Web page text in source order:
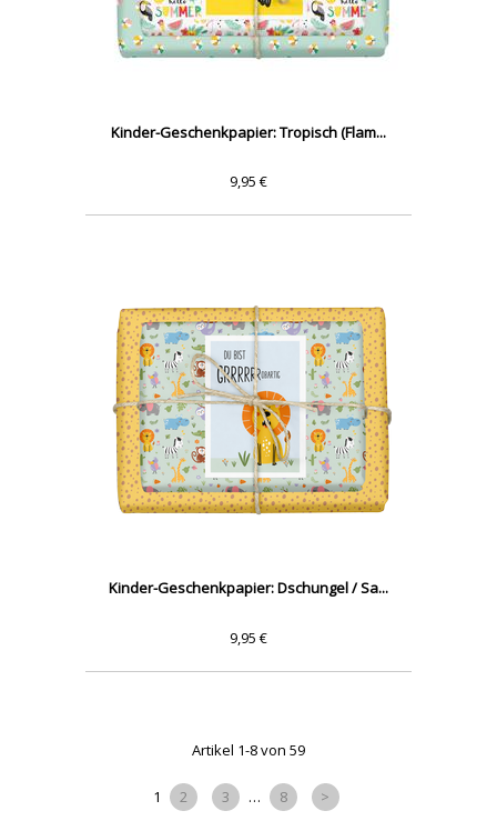
Kinder-Geschenkpapier: Tropisch (Flam...
9,95 €
Kinder-Geschenkpapier: Dschungel / Sa...
9,95 €
Artikel 1-8 von 59
1 2 3 … 8 >